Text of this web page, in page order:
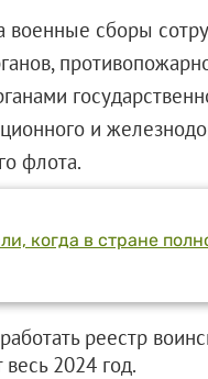
военные сборы
и
флота.
когда в стране
реестр
2024 год.